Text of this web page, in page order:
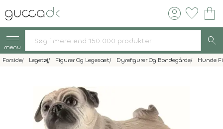
account_circle favorite shopping_bag
menu search
Forside Legetøj Figurer Og Legesæt Dyrefigurer Og Bondegårde Hunde